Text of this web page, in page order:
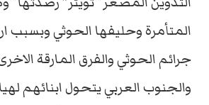
المتأمرة وحليفها الحوثي وبسبب
جرائم الحوثي والفرق المارقة
والجنوب العربي يتحول ابنائهم